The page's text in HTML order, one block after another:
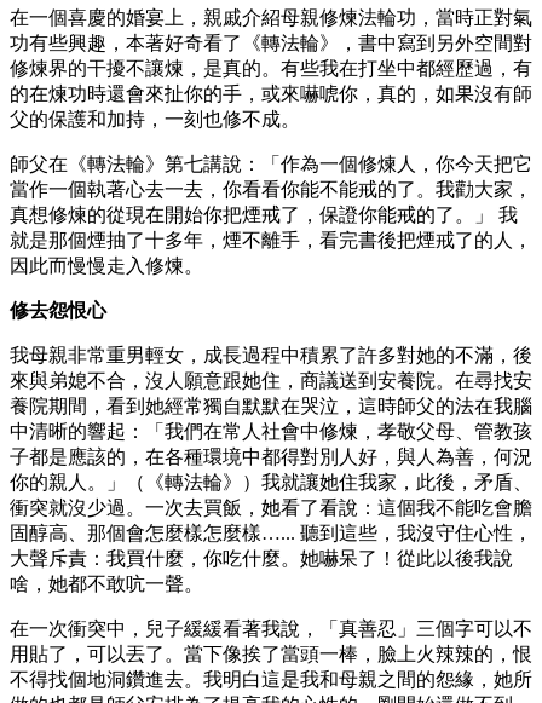
在一個喜慶的婚宴上，親戚介紹母親修煉法輪功，當時正對氣
功有些興趣，本著好奇看了《轉法輪》，書中寫到另外空間對
修煉界的干擾不讓煉，是真的。有些我在打坐中都經歷過，有
的在煉功時還會來扯你的手，或來嚇唬你，真的，如果沒有師
父的保護和加持，一刻也修不成。
師父在《轉法輪》第七講說：「作為一個修煉人，你今天把它
當作一個執著心去一去，你看看你能不能戒的了。我勸大家，
真想修煉的從現在開始你把煙戒了，保證你能戒的了。」 我
就是那個煙抽了十多年，煙不離手，看完書後把煙戒了的人，
因此而慢慢走入修煉。
修去怨恨心
我母親非常重男輕女，成長過程中積累了許多對她的不滿，後
來與弟媳不合，沒人願意跟她住，商議送到安養院。在尋找安
養院期間，看到她經常獨自默默在哭泣，這時師父的法在我腦
中清晰的響起：「我們在常人社會中修煉，孝敬父母、管教孩
子都是應該的，在各種環境中都得對別人好，與人為善，何況
你的親人。」（《轉法輪》）我就讓她住我家，此後，矛盾、
衝突就沒少過。一次去買飯，她看了看說：這個我不能吃會膽
固醇高、那個會怎麼樣怎麼樣…... 聽到這些，我沒守住心性，
大聲斥責：我買什麼，你吃什麼。她嚇呆了！從此以後我說
啥，她都不敢吭一聲。
在一次衝突中，兒子緩緩看著我說，「真善忍」三個字可以不
用貼了，可以丟了。當下像挨了當頭一棒，臉上火辣辣的，恨
不得找個地洞鑽進去。我明白這是我和母親之間的怨緣，她所